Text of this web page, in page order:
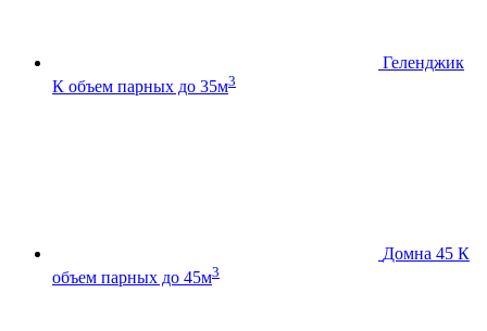
Геленджик
К объем парных до 35м3
Домна 45 К
объем парных до 45м3